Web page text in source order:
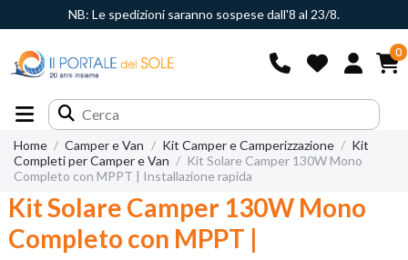
NB: Le spedizioni saranno sospese dall'8 al 23/8.
0
Home Camper e Van Kit Camper e Camperizzazione
Kit
Completi per Camper e Van
Kit Solare Camper 130W Mono
Completo con MPPT | Installazione rapida
Kit Solare Camper 130W Mono
Completo con MPPT |